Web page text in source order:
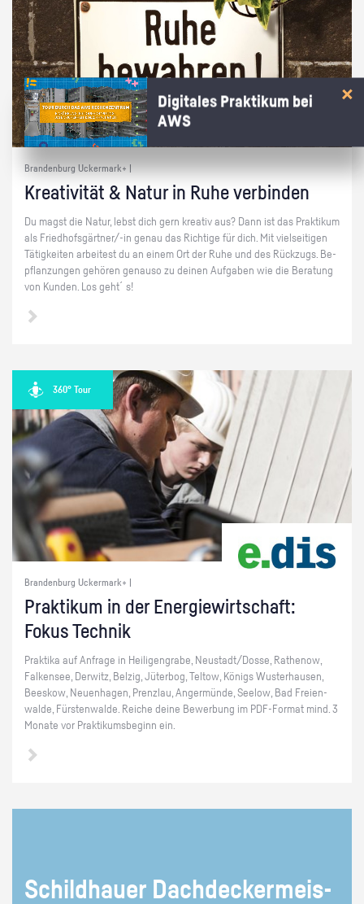
Brandenburg Uckermark+ |
Krea­ti­vi­tät & Natur in Ruhe ver­bin­den
Du magst die Natur, lebst dich gern krea­tiv aus? Dann ist das Prak­ti­kum
als Fried­hofs­gärt­ner/-in genau das Rich­ti­ge für dich. Mit viel­sei­ti­gen
Tä­tig­kei­ten ar­bei­test du an einem Ort der Ruhe und des Rück­zugs. Be­
pflan­zun­gen ge­hö­ren ge­nau­so zu dei­nen Auf­ga­ben wie die Be­ra­tung
von Kun­den. Los geht´s!
360° Tour
Brandenburg Uckermark+ |
Prak­ti­kum in der En­er­gie­wirt­schaft:
Fokus Tech­nik
Prak­ti­ka auf An­fra­ge in Hei­li­gen­gra­be, Neu­stadt/Dosse, Ra­the­now,
Fal­ken­see, Der­witz, Bel­zig, Jü­ter­bog, Tel­tow, Kö­nigs Wus­ter­hau­sen,
Bees­kow, Neu­en­ha­gen, Prenz­lau, An­ger­mün­de, See­low, Bad Frei­en­
wal­de, Fürs­ten­wal­de. Rei­che deine Be­wer­bung im PDF-For­mat mind. 3
Mo­na­te vor Prak­ti­kums­be­ginn ein.
Schild­hau­er Dach­de­cker­meis­
Digitales Praktikum bei
AWS